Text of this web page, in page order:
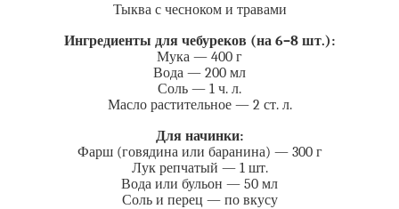
Тыква с чесноком и травами
Ингредиенты для чебуреков (на 6–8 шт.):
Мука — 400 г
Вода — 200 мл
Соль — 1 ч. л.
Масло растительное — 2 ст. л.
Для начинки:
Фарш (говядина или баранина) — 300 г
Лук репчатый — 1 шт.
Вода или бульон — 50 мл
Соль и перец — по вкусу